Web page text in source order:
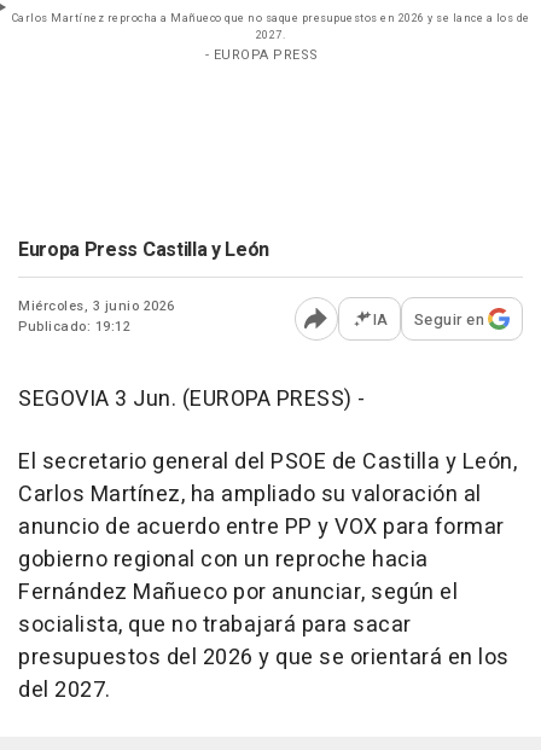
Carlos Martínez reprocha a Mañueco que no saque presupuestos en 2026 y se lance a los de
2027.
- EUROPA PRESS
Europa Press Castilla y León
Miércoles, 3 junio 2026
Publicado: 19:12
Abrir opciones para
IA Seguir en
SEGOVIA 3 Jun. (EUROPA PRESS) -
El secretario general del PSOE de Castilla y León,
Carlos Martínez, ha ampliado su valoración al
anuncio de acuerdo entre PP y VOX para formar
gobierno regional con un reproche hacia
Fernández Mañueco por anunciar, según el
socialista, que no trabajará para sacar
presupuestos del 2026 y que se orientará en los
del 2027.